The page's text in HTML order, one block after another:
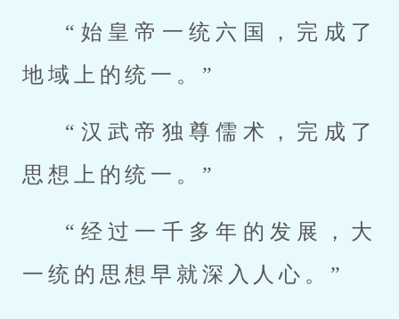
“始皇帝一统六国，完成了
地域上的统一。”
“汉武帝独尊儒术，完成了
思想上的统一。”
“经过一千多年的发展，大
一统的思想早就深入人心。”